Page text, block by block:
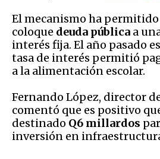
El mecanismo ha
coloque deuda pública a
interés fija. El año pasado
tasa de interés permitió
a la alimentación escolar.
Fernando López, director
comentó que es positivo
destinado Q6 millardos
inversión en